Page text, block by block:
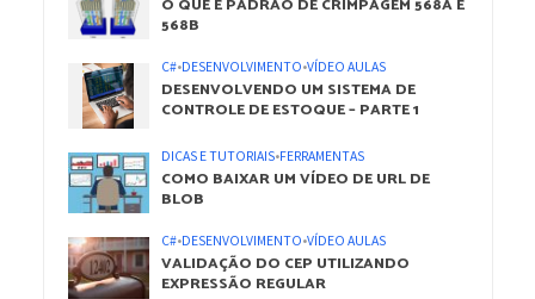
O QUE É PADRÃO DE CRIMPAGEM 568A E
568B
C#•DESENVOLVIMENTO•VÍDEO AULAS
DESENVOLVENDO UM SISTEMA DE
CONTROLE DE ESTOQUE – PARTE 1
DICAS E TUTORIAIS•FERRAMENTAS
COMO BAIXAR UM VÍDEO DE URL DE
BLOB
C#•DESENVOLVIMENTO•VÍDEO AULAS
VALIDAÇÃO DO CEP UTILIZANDO
EXPRESSÃO REGULAR